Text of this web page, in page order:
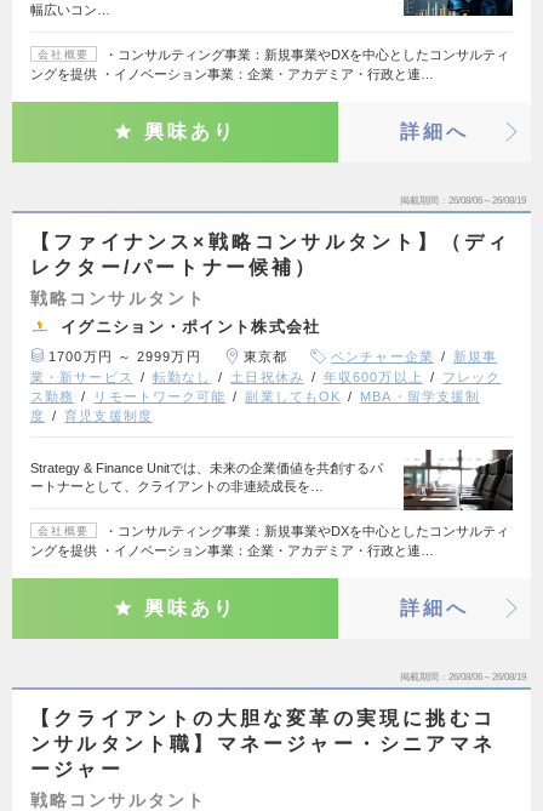
幅広いコン…
会社概要
・コンサルティング事業：新規事業やDXを中心としたコンサルティ
ングを提供 ・イノベーション事業：企業・アカデミア・行政と連…
興味あり 詳細へ
掲載期間 26/08/06～26/08/19
【ファイナンス×戦略コンサルタント】（ディ
レクター/パートナー候補）
戦略コンサルタント
イグニション・ポイント株式会社
1700万円 ～ 2999万円 東京都 ベンチャー企業
新規事
業・新サービス
転勤なし 土日祝休み 年収600万以上
フレック
ス勤務
リモートワーク可能 副業してもOK
MBA・留学支援制
度
育児支援制度
Strategy & Finance Unitでは、未来の企業価値を共創するパ
ートナーとして、クライアントの非連続成長を…
会社概要
・コンサルティング事業：新規事業やDXを中心としたコンサルティ
ングを提供 ・イノベーション事業：企業・アカデミア・行政と連…
興味あり 詳細へ
掲載期間 26/08/06～26/08/19
【クライアントの大胆な変革の実現に挑むコ
ンサルタント職】マネージャー・シニアマネ
ージャー
戦略コンサルタント